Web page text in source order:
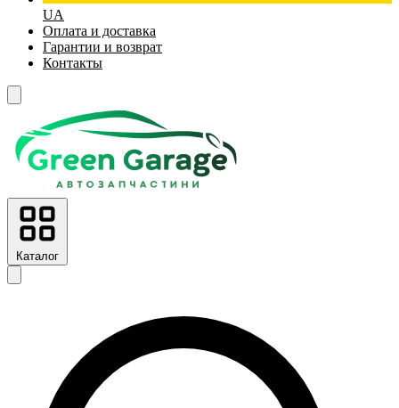
UA
Оплата и доставка
Гарантии и возврат
Контакты
Каталог